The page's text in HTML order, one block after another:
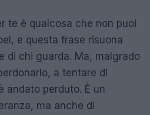
te è qualcosa che non puoi
e questa frase risuona
di chi guarda. Ma, malgrado
a tentare di
andato perduto. È un
ma anche di